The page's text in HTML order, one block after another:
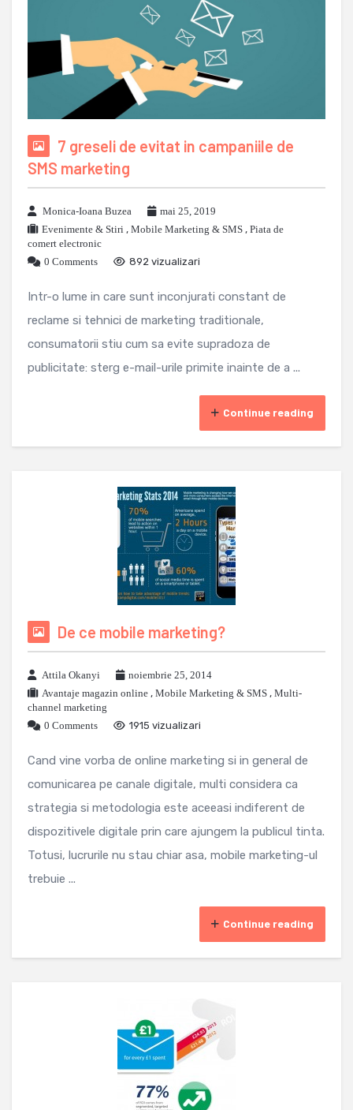
7 greseli de evitat in campaniile de
SMS marketing
Monica-Ioana Buzea
mai 25, 2019
Evenimente & Stiri , Mobile Marketing & SMS , Piata de
comert electronic
0 Comments
892 vizualizari
Intr-o lume in care sunt inconjurati constant de
reclame si tehnici de marketing traditionale,
consumatorii stiu cum sa evite supradoza de
publicitate: sterg e-mail-urile primite inainte de a ...
Continue reading
De ce mobile marketing?
Attila Okanyi
noiembrie 25, 2014
Avantaje magazin online , Mobile Marketing & SMS , Multi-
channel marketing
0 Comments
1915 vizualizari
Cand vine vorba de online marketing si in general de
comunicarea pe canale digitale, multi considera ca
strategia si metodologia este aceeasi indiferent de
dispozitivele digitale prin care ajungem la publicul tinta.
Totusi, lucrurile nu stau chiar asa, mobile marketing-ul
trebuie ...
Continue reading